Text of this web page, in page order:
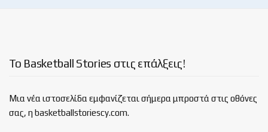
Το Basketball Stories στις επάλξεις!
Μια νέα ιστοσελίδα εμφανίζεται σήμερα μπροστά στις οθόνες
σας, η basketballstoriescy.com.